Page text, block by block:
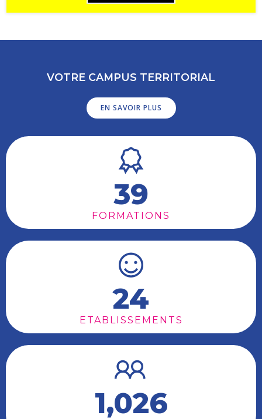
VOTRE CAMPUS TERRITORIAL
EN SAVOIR PLUS
39
FORMATIONS
24
ETABLISSEMENTS
1,026